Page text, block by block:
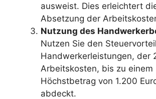
ausweist. Dies erleichtert
Absetzung der
Nutzung des
Nutzen Sie den
Handwerkerleistungen, der
Arbeitskosten, bis zu einem
Höchstbetrag von 1.200
abdeckt.